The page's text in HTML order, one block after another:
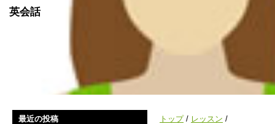
英会話
トップ/ レッスン /
最近の投稿